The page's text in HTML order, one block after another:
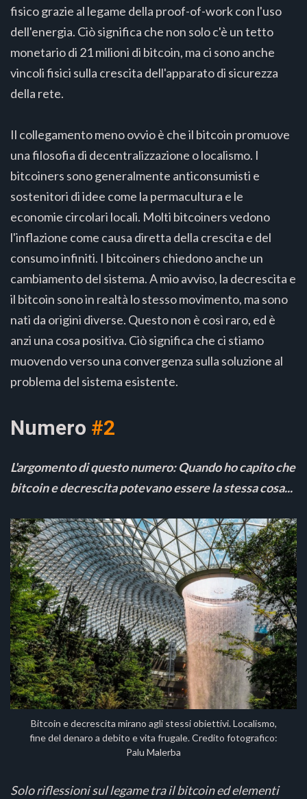
fisico grazie al legame della proof-of-work con l'uso
dell'energia. Ciò significa che non solo c'è un tetto
monetario di 21 milioni di bitcoin, ma ci sono anche
vincoli fisici sulla crescita dell'apparato di sicurezza
della rete.
Il collegamento meno ovvio è che il bitcoin promuove
una filosofia di decentralizzazione o localismo. I
bitcoiners sono generalmente anticonsumisti e
sostenitori di idee come la permacultura e le
economie circolari locali. Molti bitcoiners vedono
l'inflazione come causa diretta della crescita e del
consumo infiniti. I bitcoiners chiedono anche un
cambiamento del sistema. A mio avviso, la decrescita e
il bitcoin sono in realtà lo stesso movimento, ma sono
nati da origini diverse. Questo non è così raro, ed è
anzi una cosa positiva. Ciò significa che ci stiamo
muovendo verso una convergenza sulla soluzione al
problema del sistema esistente.
Numero #2
L'argomento di questo numero: Quando ho capito che
bitcoin e decrescita potevano essere la stessa cosa...
Bitcoin e decrescita mirano agli stessi obiettivi. Localismo,
fine del denaro a debito e vita frugale. Credito fotografico:
Palu Malerba
Solo riflessioni sul legame tra il bitcoin ed elementi